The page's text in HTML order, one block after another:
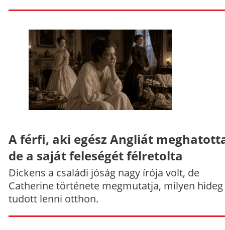
A férfi, aki egész Angliát
de a saját feleségét félretolta
Dickens a családi jóság nagy írója volt, de
Catherine története megmutatja, milyen hideg
tudott lenni otthon.